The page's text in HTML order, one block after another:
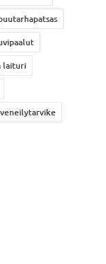
laituri
veneilytarvike